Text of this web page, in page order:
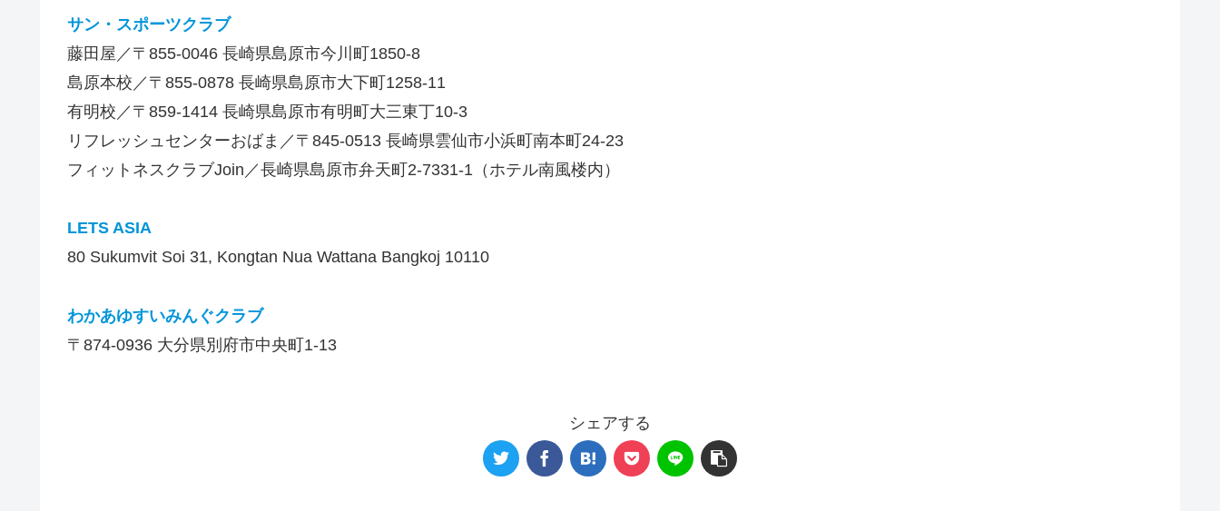
サン・スポーツクラブ
藤田屋／〒855-0046 長崎県島原市今川町1850-8
島原本校／〒855-0878 長崎県島原市大下町1258-11
有明校／〒859-1414 長崎県島原市有明町大三東丁10-3
リフレッシュセンターおばま／〒845-0513 長崎県雲仙市小浜町南本町24-23
フィットネスクラブJoin／長崎県島原市弁天町2-7331-1（ホテル南風楼内）
LETS ASIA
80 Sukumvit Soi 31, Kongtan Nua Wattana Bangkoj 10110
わかあゆすいみんぐクラブ
〒874-0936 大分県別府市中央町1-13
シェアする